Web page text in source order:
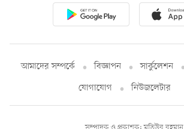
আমাদের সম্পর্কে বিজ্ঞাপন সার্কুলেশন
যোগাযোগ
নিউজলেটার